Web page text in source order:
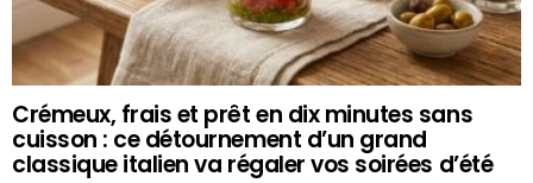
Crémeux, frais et prêt en dix minutes sans
cuisson : ce détournement d’un grand
classique italien va régaler vos soirées d’été